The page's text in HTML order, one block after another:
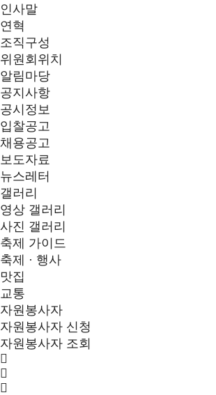
인사말
연혁
조직구성
위원회위치
알림마당
공지사항
공시정보
입찰공고
채용공고
보도자료
뉴스레터
갤러리
영상 갤러리
사진 갤러리
축제 가이드
축제 · 행사
맛집
교통
자원봉사자
자원봉사자 신청
자원봉사자 조회